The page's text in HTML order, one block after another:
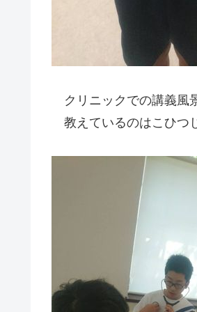
クリニックでの講義風
教えているのはこひつ